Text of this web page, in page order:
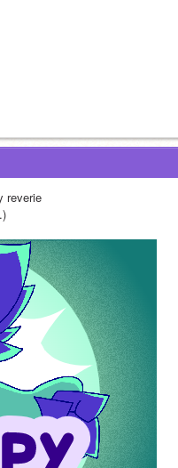
reverie